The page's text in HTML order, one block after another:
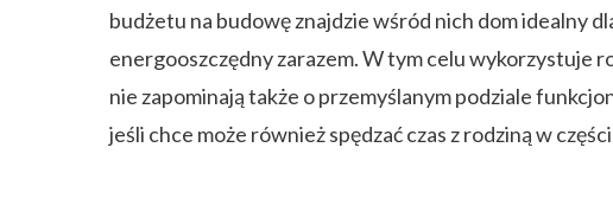
budżetu na budowę znajdzie wśród nich dom idealny
energooszczędny zarazem. W tym celu wykorzystuje
nie zapominają także o przemyślanym podziale
jeśli chce może również spędzać czas z rodziną w